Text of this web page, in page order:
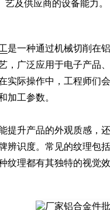
是一种通过机械切削在
，广泛应用于电子产品
实际操作中，工程师们
加工参数。
提升产品的外观质感，
辨识度。常见的纹理包
纹理都有其独特的视觉
艺及供应商的设备能力。